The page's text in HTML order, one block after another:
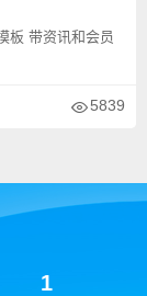
板 带资讯和会员
5839
1